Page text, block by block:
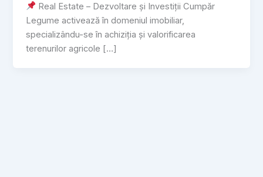
Real Estate – Dezvoltare și Investiții Cumpăr
Legume activează în domeniul imobiliar,
specializându-se în achiziția și valorificarea
terenurilor agricole […]